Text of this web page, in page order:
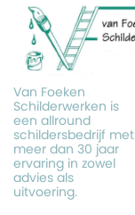
Van Foeken
Schilderwerken is
een allround
schildersbedrijf met
meer dan 30 jaar
ervaring in zowel
advies als
uitvoering.